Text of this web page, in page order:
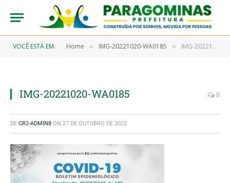
VOCÊ ESTÁ EM: Home » IMG-20221020-WA0185 » IMG-20221020-WA0185
IMG-20221020-WA0185 0
DE CR2-ADMIN8 ON 27 DE OUTUBRO DE 2022